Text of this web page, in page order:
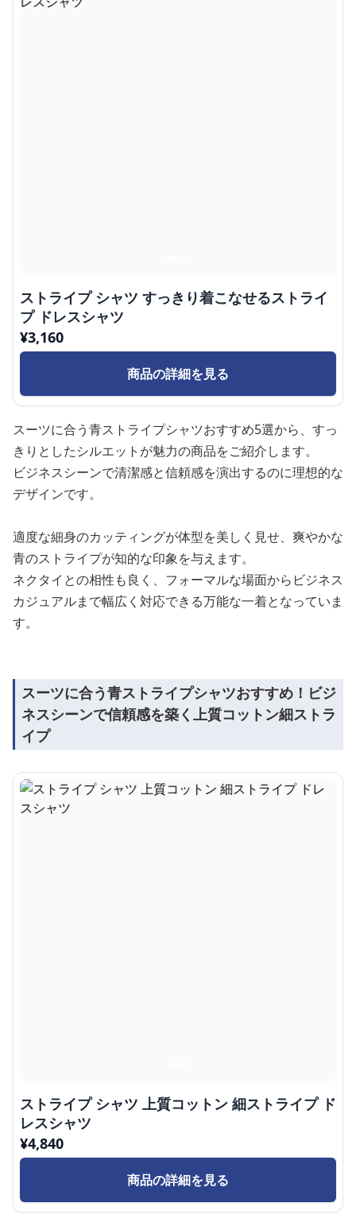
ストライプ シャツ すっきり着こなせるストライ
プ ドレスシャツ
¥3,160
商品の詳細を見る
スーツに合う青ストライプシャツおすすめ5選から、すっ
きりとしたシルエットが魅力の商品をご紹介します。
ビジネスシーンで清潔感と信頼感を演出するのに理想的な
デザインです。
適度な細身のカッティングが体型を美しく見せ、爽やかな
青のストライプが知的な印象を与えます。
ネクタイとの相性も良く、フォーマルな場面からビジネス
カジュアルまで幅広く対応できる万能な一着となっていま
す。
スーツに合う青ストライプシャツおすすめ！ビジ
ネスシーンで信頼感を築く上質コットン細ストラ
イプ
ストライプ シャツ 上質コットン 細ストライプ ド
レスシャツ
¥4,840
商品の詳細を見る